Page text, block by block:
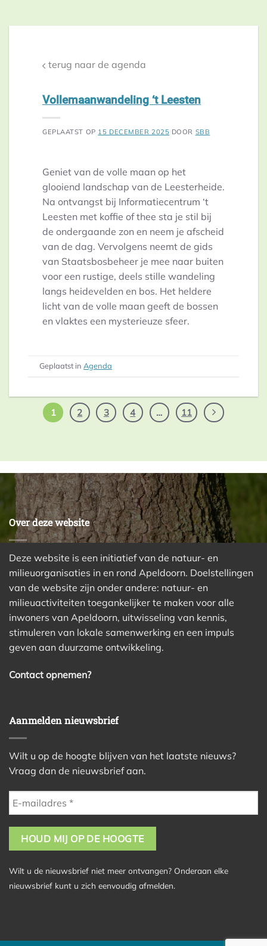
terug naar de agenda
Vollemaanwandeling ‘t Leesten
GEPLAATST OP 15 DECEMBER 2025 DOOR SBB
Geniet van de volle maan op het
glooiend landschap van de Leesterheide.
Na ontvangst bij Informatiecentrum ‘t
Leesten met koffie of thee sta je stil bij
de ondergaande zon en neem je afscheid
van de dag. Vervolgens neemt de gids
van Staatsbosbeheer je mee naar buiten
voor een rustige, deels stille wandeling
langs heidevelden en bos. Het heldere
licht van de volle maan geeft de bossen
en vlaktes een mysterieuze sfeer.
Geplaatst inAgenda
1 2 3 4 … 11
Over deze website
Deze website is een initiatief van de natuur- en
milieuorganisaties in en rond Apeldoorn. Doelstellingen
van de website zijn onder andere: natuur- en
milieuactiviteiten toegankelijker te maken voor alle
inwoners van Apeldoorn, uitwisseling van kennis,
stimuleren van lokale samenwerking en een impuls
geven aan duurzame ontwikkeling.
Contact opnemen?
Aanmelden nieuwsbrief
Wilt u op de hoogte blijven van het laatste nieuws?
Vraag dan de nieuwsbrief aan.
Wilt u de nieuwsbrief niet meer ontvangen? Onderaan elke
nieuwsbrief kunt u zich eenvoudig afmelden.